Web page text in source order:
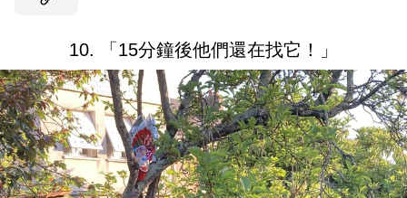
10. 「15分鐘後他們還在找它！」